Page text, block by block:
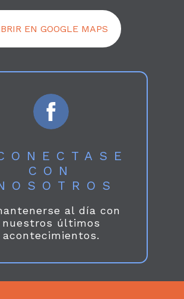
EN GOOGLE MAPS
CON
al día con
nuestros últimos
acontecimientos.